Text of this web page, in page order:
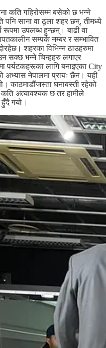
कति गहिरोसम्म बसेको छ भन्ने
पनि साना वा ठूला शहर छन्, तीमध्ये
रूपमा उपलब्ध हुन्छन्। बाढी वा
सम्पर्क नम्बर र सम्भावित
शहरका विभिन्न ठाउहरुमा
सक्छ भन्ने चिन्हहरु लगाएर
पर्यटकहरूका लागि बनाइएका City
अभ्यास नेपालमा प्रायः छैन। यही
काठमाडौंजस्ता घनाबस्ती रहेको
अत्यावश्यक छ तर हामीले
गयो।